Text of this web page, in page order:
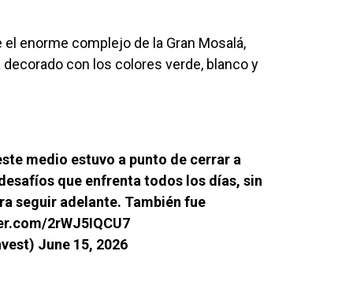
enorme complejo de la Gran Mosalá,
con los colores verde, blanco y
medio estuvo a punto de cerrar a
que enfrenta todos los días, sin
seguir adelante. También fue
2rWJ5IQCU7
June 15, 2026